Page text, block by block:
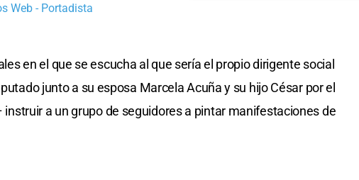
Web - Portadista
en el que se escucha al que sería el propio dirigente social
junto a su esposa Marcela Acuña y su hijo César por el
a un grupo de seguidores a pintar manifestaciones de